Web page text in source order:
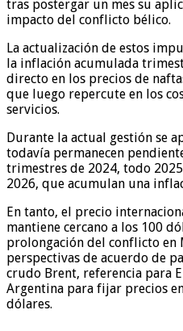
tras postergar un mes su
impacto del conflicto bélico.
La actualización de estos
la inflación acumulada
directo en los precios de
que luego repercute en los
servicios.
Durante la actual gestión se
todavía permanecen
trimestres de 2024, todo
2026, que acumulan una
En tanto, el precio
mantiene cercano a los 100
prolongación del conflicto en
perspectivas de acuerdo de
crudo Brent, referencia para
Argentina para fijar precios
dólares.